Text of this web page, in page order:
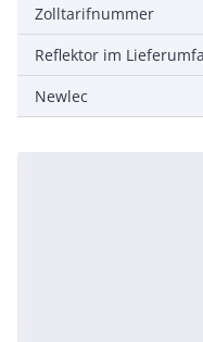
Zolltarifnummer
Newlec